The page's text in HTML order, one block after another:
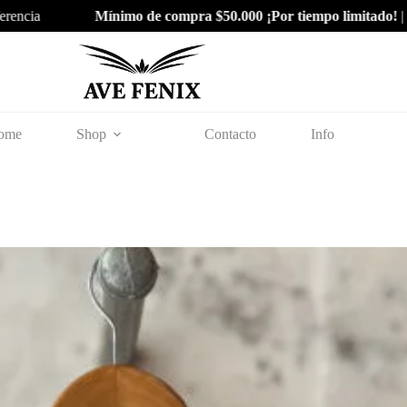
Mínimo de compra $50.000 ¡Por tiempo limitado!| Venta
Shop Contacto Info